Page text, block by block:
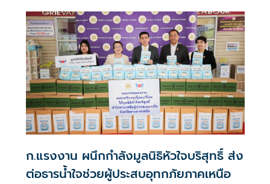
ก.แรงงาน ผนึกกำลังมูลนิธิหัวใจบริสุทธิ์ ส่ง
ต่อธารน้ำใจช่วยผู้ประสบอุทกภัยภาคเหนือ